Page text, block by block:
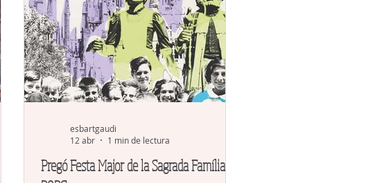
Pregó Festa Major de la Sagrada Família
esbartgaudi
12 abr
1 min de lectura